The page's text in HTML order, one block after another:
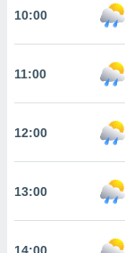
coste.
botón
a la
todas
nos
y análisis
ACEPTAR
10:00
11:00
12:00
13:00
14:00